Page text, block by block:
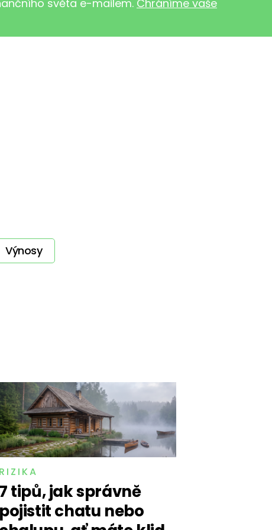
světa e-mailem. Chráníme vaše
Výnosy
RIZIKA
7 tipů, jak správně
pojistit chatu nebo